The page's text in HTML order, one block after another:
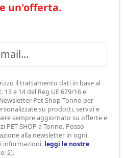
un'offerta.
il trattamento dati in base al
e 14 del Reg UE 679/16 e
Pet Shop Torino per
su prodotti, servizi e
sempre aggiornato su offerte e
PET SHOP a Torino. Posso
alla newsletter in ogni
informazioni, leggi le nostre
2].